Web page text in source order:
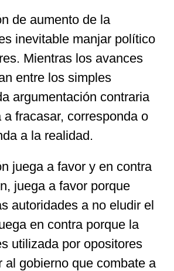
Especiales
Nacional
Opinión
Nosotros
de aumento de la
inevitable manjar político
Mientras los avances
entre los simples
argumentación contraria
a fracasar, corresponda o
a la realidad.
juega a favor y en contra
juega a favor porque
autoridades a no eludir el
en contra porque la
utilizada por opositores
al gobierno que combate a